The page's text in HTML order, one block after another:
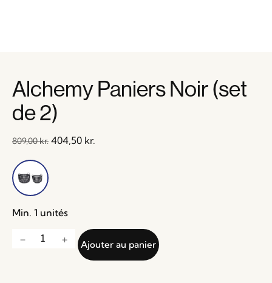
Alchemy Paniers Noir (set
de 2)
809,00kr. 404,50 kr.
Min. 1 unités
Ajouter au panier